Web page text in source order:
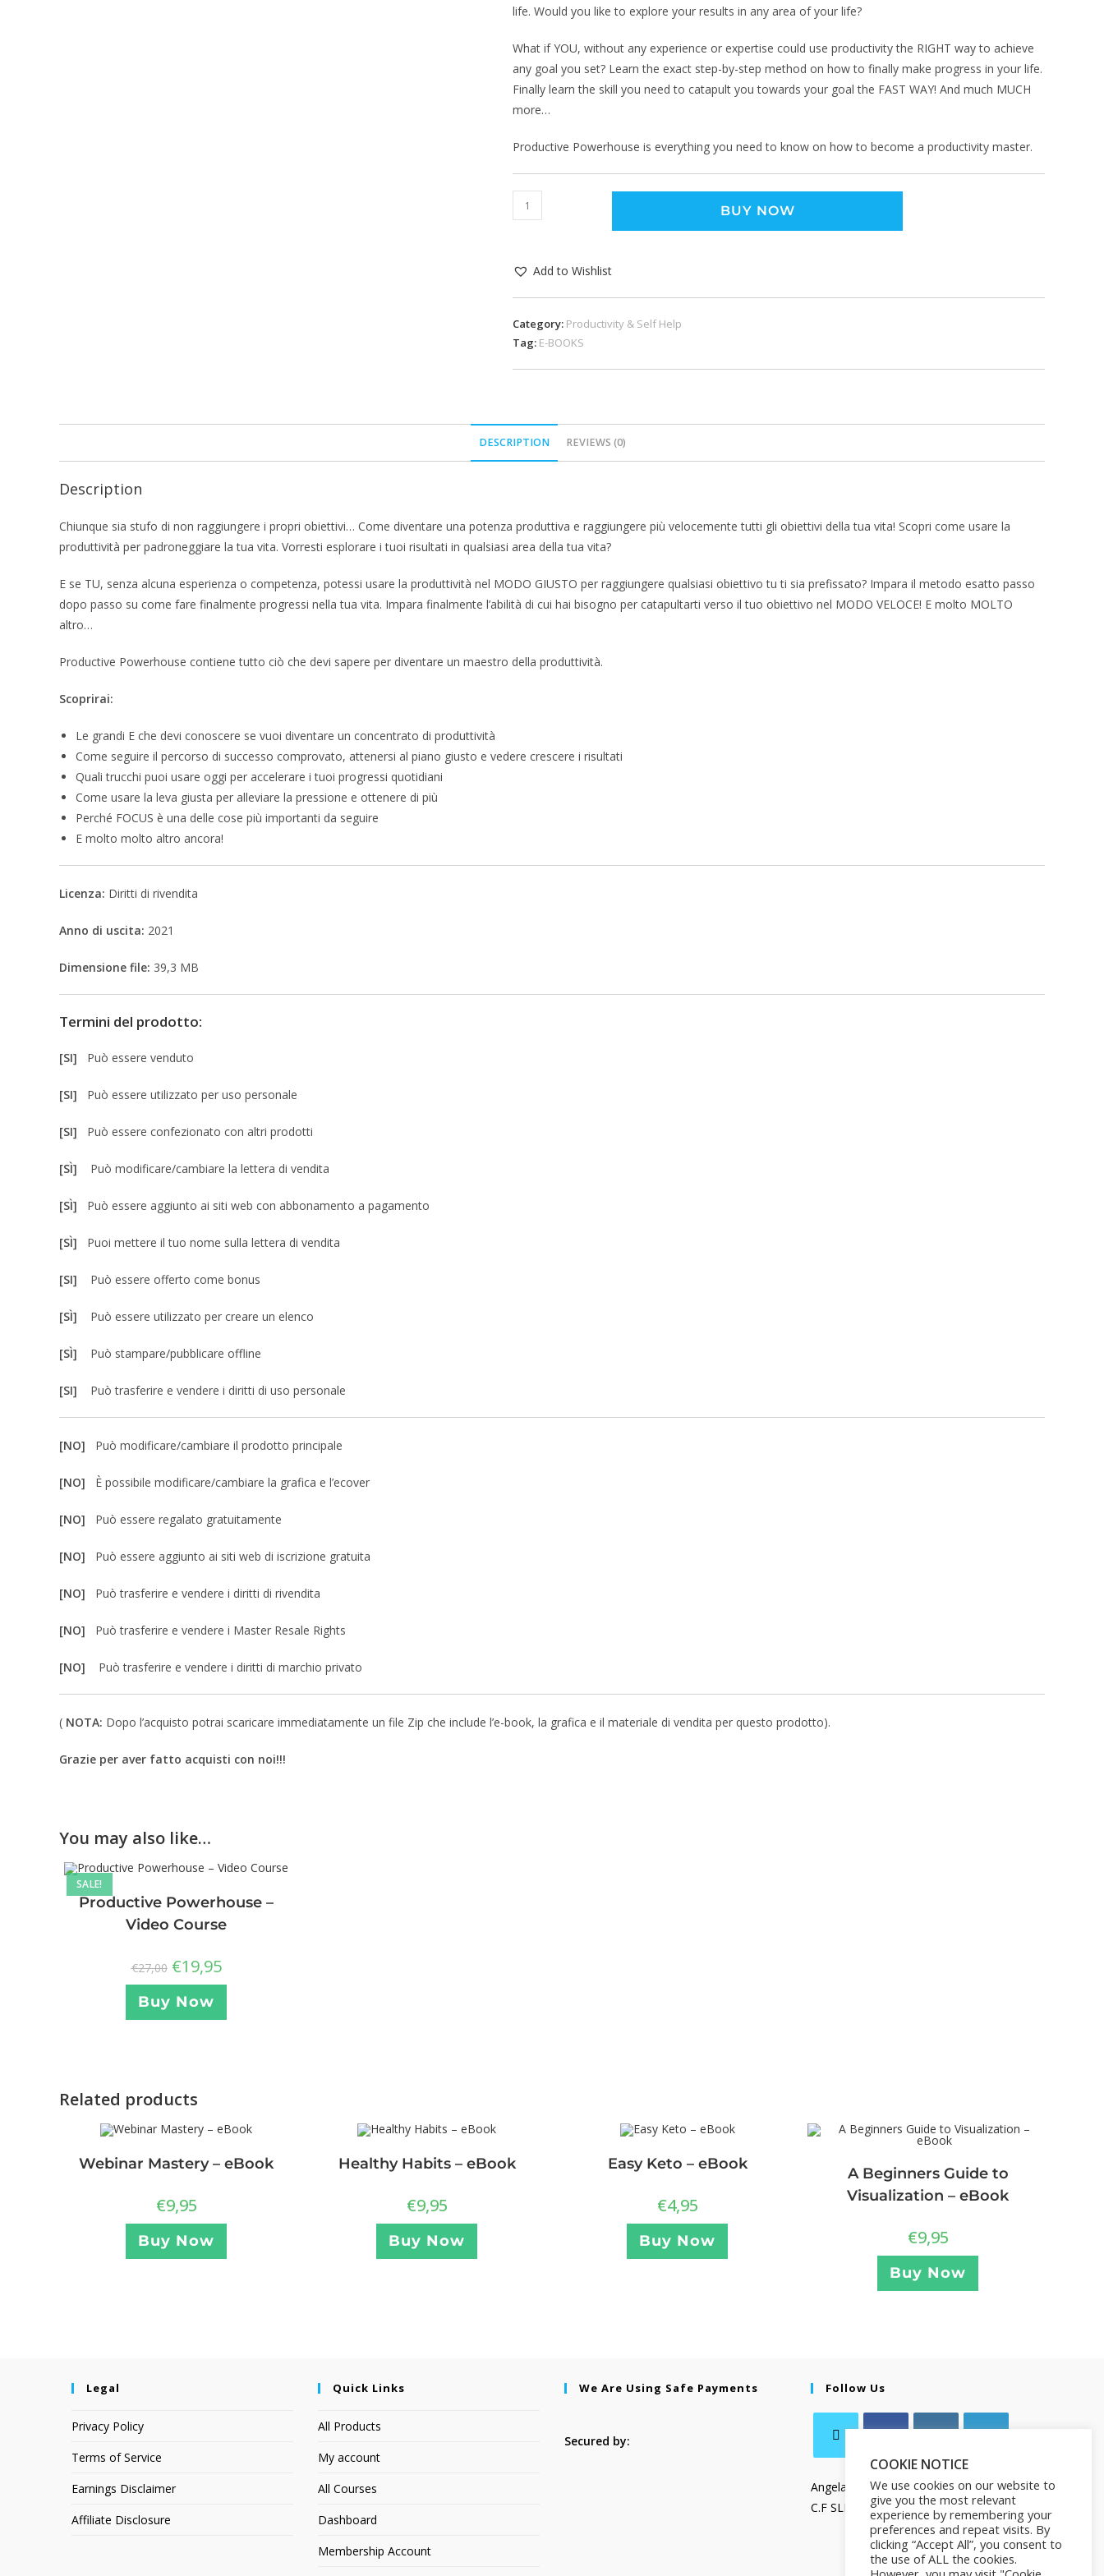
life. Would you like to explore your results in any area of your life?
What if YOU, without any experience or expertise could use productivity the RIGHT way to achieve
any goal you set? Learn the exact step-by-step method on how to finally make progress in your life.
Finally learn the skill you need to catapult you towards your goal the FAST WAY! And much MUCH
more…
Productive Powerhouse is everything you need to know on how to become a productivity master.
BUY NOW
Add to Wishlist
Category: Productivity & Self Help
Tag: E-BOOKS
DESCRIPTION REVIEWS (0)
Description
Chiunque sia stufo di non raggiungere i propri obiettivi… Come diventare una potenza produttiva e raggiungere più velocemente tutti gli obiettivi della tua vita! Scopri come usare la
produttività per padroneggiare la tua vita. Vorresti esplorare i tuoi risultati in qualsiasi area della tua vita?
E se TU, senza alcuna esperienza o competenza, potessi usare la produttività nel MODO GIUSTO per raggiungere qualsiasi obiettivo tu ti sia prefissato? Impara il metodo esatto passo
dopo passo su come fare finalmente progressi nella tua vita. Impara finalmente l’abilità di cui hai bisogno per catapultarti verso il tuo obiettivo nel MODO VELOCE! E molto MOLTO
altro…
Productive Powerhouse contiene tutto ciò che devi sapere per diventare un maestro della produttività.
Scoprirai:
Le grandi E che devi conoscere se vuoi diventare un concentrato di produttività
Come seguire il percorso di successo comprovato, attenersi al piano giusto e vedere crescere i risultati
Quali trucchi puoi usare oggi per accelerare i tuoi progressi quotidiani
Come usare la leva giusta per alleviare la pressione e ottenere di più
Perché FOCUS è una delle cose più importanti da seguire
E molto molto altro ancora!
Licenza: Diritti di rivendita
Anno di uscita: 2021
Dimensione file: 39,3 MB
Termini del prodotto:
[SI] Può essere venduto
[SI] Può essere utilizzato per uso personale
[SI] Può essere confezionato con altri prodotti
[SÌ] Può modificare/cambiare la lettera di vendita
[SÌ] Può essere aggiunto ai siti web con abbonamento a pagamento
[SÌ] Puoi mettere il tuo nome sulla lettera di vendita
[SI] Può essere offerto come bonus
[SÌ] Può essere utilizzato per creare un elenco
[SÌ] Può stampare/pubblicare offline
[SI] Può trasferire e vendere i diritti di uso personale
[NO] Può modificare/cambiare il prodotto principale
[NO] È possibile modificare/cambiare la grafica e l’ecover
[NO] Può essere regalato gratuitamente
[NO] Può essere aggiunto ai siti web di iscrizione gratuita
[NO] Può trasferire e vendere i diritti di rivendita
[NO] Può trasferire e vendere i Master Resale Rights
[NO] Può trasferire e vendere i diritti di marchio privato
( NOTA: Dopo l’acquisto potrai scaricare immediatamente un file Zip che include l’e-book, la grafica e il materiale di vendita per questo prodotto).
Grazie per aver fatto acquisti con noi!!!
You may also like…
SALE!
Productive Powerhouse –
Video Course
€27,00 €19,95
Buy Now
Related products
Webinar Mastery – eBook
€9,95
Buy Now
Healthy Habits – eBook
€9,95
Buy Now
Easy Keto – eBook
€4,95
Buy Now
A Beginners Guide to
Visualization – eBook
€9,95
Buy Now
Legal
Privacy Policy
Terms of Service
Earnings Disclaimer
Affiliate Disclosure
Quick Links
All Products
My account
All Courses
Dashboard
Membership Account
We Are Using Safe Payments
Secured by:
Follow Us
Angela Salamanca
C.F SLMNGL73T41Z133X
COOKIE NOTICE
We use cookies on our website to
give you the most relevant
experience by remembering your
preferences and repeat visits. By
clicking “Accept All”, you consent to
the use of ALL the cookies.